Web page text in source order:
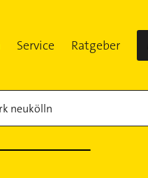
Service Ratgeber